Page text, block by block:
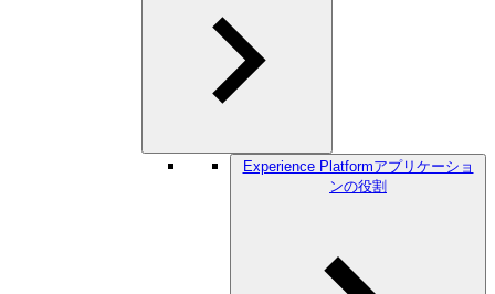
Experience Platformアプリケーショ
ンの役割